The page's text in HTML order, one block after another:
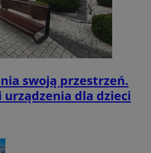
swoją przestrzeń.
urządzenia dla dzieci